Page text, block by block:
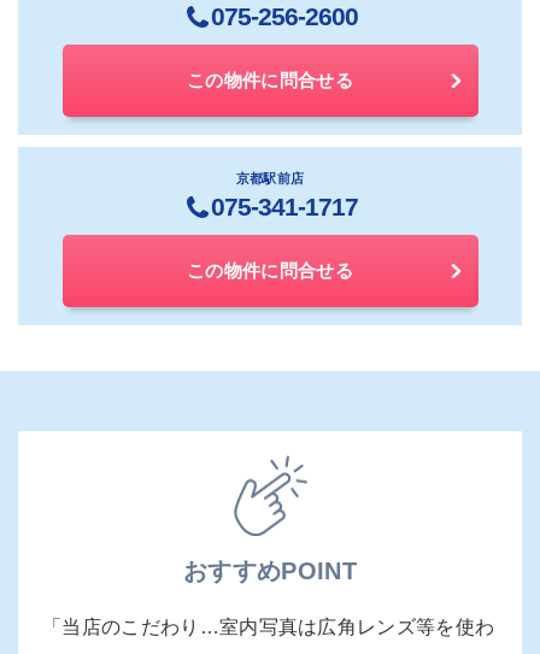
075-256-2600
この物件に問合せる
京都駅前店
075-341-1717
この物件に問合せる
おすすめPOINT
「当店のこだわり…室内写真は広角レンズ等を使わ